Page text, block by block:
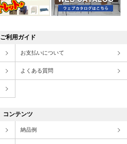
ご利用ガイド
お支払いについて
よくある質問
コンテンツ
納品例